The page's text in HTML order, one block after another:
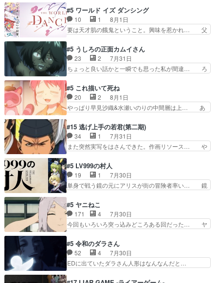
らっしゃるからかしらお顔が… 黒絵「怪獣に憧れ
るのはいいけど自分自身が… 素の自分はどちらな
のかはまだ不明だが見せ…
ラが悪魔すぎて気分が悪くなってきたこ… 声優ま
とめました(７話まで)仲町あられ/… ビオラの策略
がバッチリ嵌って最高wwwこ… 自信あれば評価
なんて気にしないし、充実し… ・バーチャルだけ
け？と思ったら歌唱シーン… の、らいぶシーン
＿!!­­--­­--­… それだけでええやん！！しかし、ビオラ
が仕…
#5 ワールド イズ ダンシング
10 1
8月1日
要は天才肌の餓鬼ということ。興味を惹かれ… 父
の鬼夜叉と田楽の増次郎。小さないざこ… 着眼点
は良くとも、先鋭的すぎるのか。芸能… 鬼夜叉は
石也と共に観世座をあとにし、三条… 観世座を離
れ、三条坊門御所で日々を送る鬼… 「お前(鬼夜
子舞勝負。鬼夜叉は猫の動き… 登場人物の我が強
い。新しい獅子舞に拘って… 第５話を
primevideoで視聴しまし…
#5 うしろの正面カムイさん
23 2
7月31日
ちょっと良い話かと一瞬でも思った私が間違… ろ
も1日お疲れ様でした～───昨晩～今… 幼女に拾
われたお市ちゃんの恩返し。化け猫… 役にて出演
させていただきました。ジョアン… トイ・ストー
リーみたいな始まり。流石に除… 猫相手になんで
し良い話化け猫は油が好物… 今回はあかやし1体
のみで15分。金持ちの… 今更だけど霊が性行為
で祓えることは何とな…
#5 これ描いて死ね
20 2
8月1日
やっぱり早見沙織&水瀬いのりの中間層は上… あ
人物が増えてわいわいしたところが好き… 初コミ
ティアで２０冊刷りは妥当だよね。俺… 藤森さん
のママ向けの漫画で、また涙腺が⋯… 〜漫画に
「想い」をこめよう｣娘に漫画であ… 何回この作
てコミティアっていいなあ。同… コミティア参加
のしおりを徹夜で作る先生(… お母さん、娘にあ
んな漫画描かれたら泣いち…
#15 逃げ上手の若君(第二期)
34 1
7月31日
また突然実写をはさんできた。作画リソース… や
歳まで童貞だと魔法使いになれるという… こっち
の諏訪の三大将もまたクセが強いw色… 頼重が完
全にブレーンだよね毎回敵キャラが… 弧次郎「欲
を我慢して強くなれるなら大飯食… 変化球な演出
ていただきました！最終的に… この高らかなDT
宣言、合田一人に通じるも… この作品は近年稀に
見るおっさんキャラの充…
#5 LV999の村人
19 1
7月30日
単身で戦う鏡の元にアリスが街の冒険者率い… 鏡
なががんばってくれたアリスの父ちゃん… 成長限
界が999である村人と定めた上位存… 大規模バト
ルシーンなのに会話してばっかり… やっぱり勇者
より強かったか笑統率力LV9… 普通の人間の親子
組みか‥Lv200帯の… そのために役割を超越する
者の出現させるた… アリスのお陰で他の勇者達も
共闘してくれ魔…
#5 ヤニねこ
171 4
7月30日
今回もいろいろ突っ込みどころある回だった… ヤ
ちゃんの恋愛話をしたり、タバコを生産… ここう
っすら思ったことズバリ言ってくれて… おかし
い、さわやかだ 世話好きの陰に支配… ヤクねこ
のクワガタ取りの話見て切なくなっ… 普段は選別
#5 令和のダラさん
52 4
7月30日
EDに出ていたダラさん人形はなんなんだと…
惨な過去がきっちり現代に継承されている… ダラ